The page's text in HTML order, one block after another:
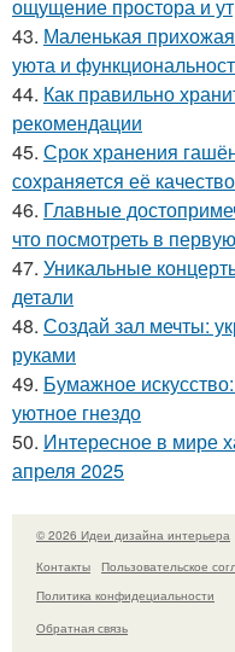
ощущение простора и
43. Маленькая
уюта и
44. Как правильно
рекомендации
45. Срок хранения
сохраняется её качество
46. Главные
что посмотреть в
47. Уникальные
детали
48. Создай зал мечты:
руками
49. Бумажное
уютное гнездо
50. Интересное в мире
апреля 2025
© 2026 Идеи дизайна интерьера
Контакты
Пользовательское
Политика конфидециальности
Обратная связь